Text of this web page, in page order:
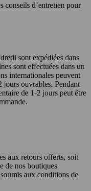
conseils d’entretien pour
sont expédiées dans
sont effectuées dans un
internationales peuvent
jours ouvrables. Pendant
de 1-2 jours peut être
aux retours offerts, soit
de nos boutiques
aux conditions de